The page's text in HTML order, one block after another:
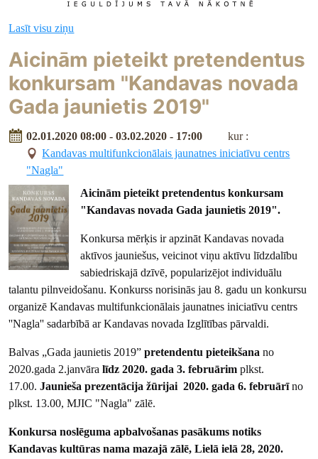
Lasīt visu ziņu
Aicinām pieteikt pretendentus
konkursam "Kandavas novada
Gada jaunietis 2019"
02.01.2020 08:00 - 03.02.2020 - 17:00
kur :
Kandavas multifunkcionālais jaunatnes iniciatīvu centrs
"Nagla"
Aicinām pieteikt pretendentus konkursam
"Kandavas novada Gada jaunietis 2019".
Konkursa mērķis ir apzināt Kandavas novada
aktīvos jauniešus, veicinot viņu aktīvu līdzdalību
sabiedriskajā dzīvē, popularizējot individuālu
talantu pilnveidošanu. Konkurss norisinās jau 8. gadu un konkursu
organizē Kandavas multifunkcionālais jaunatnes iniciatīvu centrs
''Nagla'' sadarbībā ar Kandavas novada Izglītības pārvaldi.
Balvas „Gada jaunietis 2019”pretendentu pieteikšana no
2020.gada 2.janvāralīdz 2020. gada 3. februārim plkst.
17.00.Jaunieša prezentācija žūrijai 2020. gada 6. februārīno
plkst. 13.00, MJIC "Nagla" zālē.
Konkursa noslēguma apbalvošanas pasākums notiks
Kandavas kultūras nama mazajā zālē, Lielā ielā 28, 2020.